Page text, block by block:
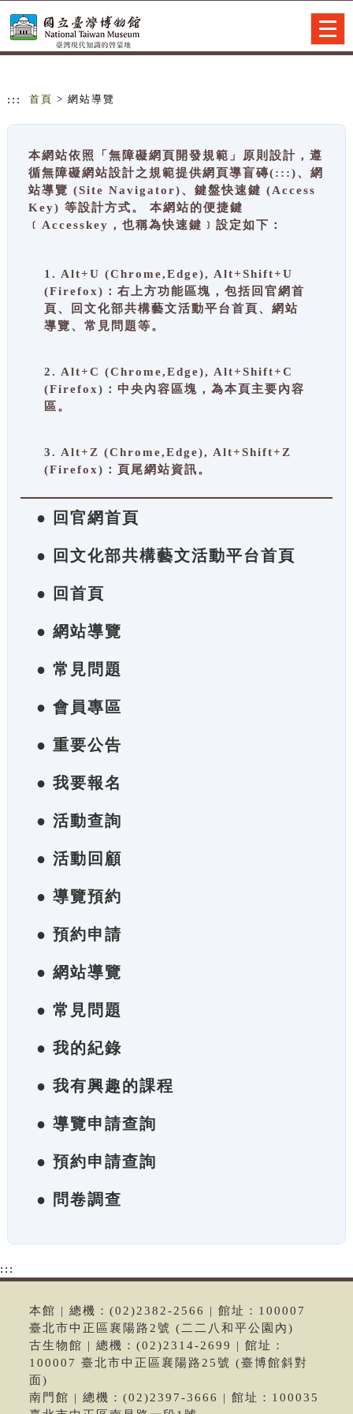
::: 首頁 > 網站導覽
本網站依照「無障礙網頁開發規範」原則設計，遵
循無障礙網站設計之規範提供網頁導盲磚(:::)、網
站導覽 (Site Navigator)、鍵盤快速鍵 (Access
Key) 等設計方式。 本網站的便捷鍵
﹝Accesskey，也稱為快速鍵﹞設定如下：
1. Alt+U (Chrome,Edge), Alt+Shift+U
(Firefox)：右上方功能區塊，包括回官網首
頁、回文化部共構藝文活動平台首頁、網站
導覽、常見問題等。
2. Alt+C (Chrome,Edge), Alt+Shift+C
(Firefox)：中央內容區塊，為本頁主要內容
區。
3. Alt+Z (Chrome,Edge), Alt+Shift+Z
(Firefox)：頁尾網站資訊。
● 回官網首頁
● 回文化部共構藝文活動平台首頁
● 回首頁
● 網站導覽
● 常見問題
● 會員專區
● 重要公告
● 我要報名
● 活動查詢
● 活動回顧
● 導覽預約
● 預約申請
● 網站導覽
● 常見問題
● 我的紀錄
● 我有興趣的課程
● 導覽申請查詢
● 預約申請查詢
● 問卷調查
:::
本館 | 總機：(02)2382-2566 | 館址：100007
臺北市中正區襄陽路2號 (二二八和平公園內)
古生物館 | 總機：(02)2314-2699 | 館址：
100007 臺北市中正區襄陽路25號 (臺博館斜對
面)
南門館 | 總機：(02)2397-3666 | 館址：100035